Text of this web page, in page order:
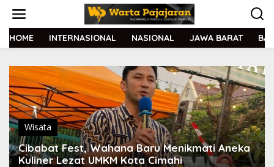
t
HOME INTERNASIONAL NASIONAL JAWA BARAT
Wisata
Cibabat Fest, Wahana Baru Menikmati Aneka
Kuliner Lezat UMKM Kota Cimahi